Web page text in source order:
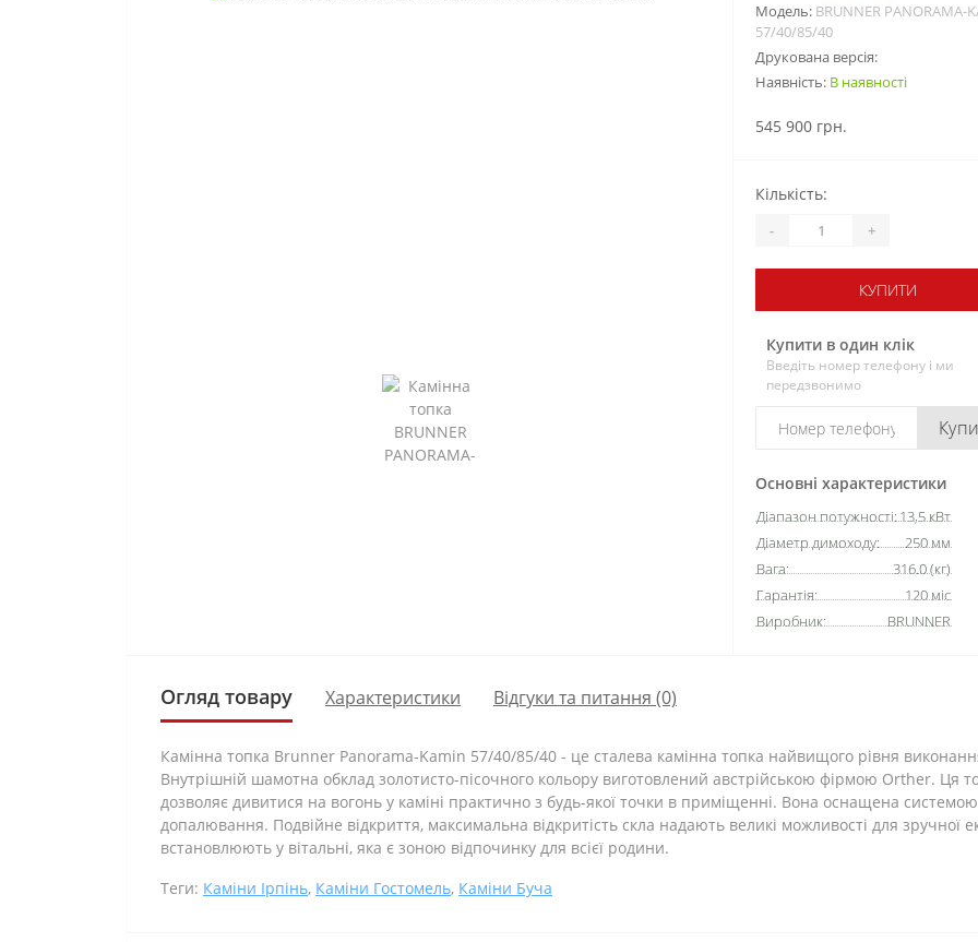
Модель: BRUNNER PANORAMA-
57/40/85/40
Друкована версія:
Наявність: В наявності
545 900 грн.
Основні характеристики
Діапазон потужності:13,5 кВт
Діаметр димоходу:
250 мм
Вага:
316.0 (кг)
Гарантія:
120 міс
Виробник:
BRUNNER
Кількість:
- +
КУПИТИ
Купити в один клік
Введіть номер телефону і ми
передзвонимо
Огляд товару Характеристики Відгуки та питання (0)
Камінна топка Brunner Panorama-Kamin 57/40/85/40 - це сталева камінна топка найвищого рівня
Внутрішній шамотна обклад золотисто-пісочного кольору виготовлений австрійською фірмою Orther. Ця
дозволяє дивитися на вогонь у каміні практично з будь-якої точки в приміщенні. Вона оснащена
допалювання. Подвійне відкриття, максимальна відкритість скла надають великі можливості для зручної
встановлюють у вітальні, яка є зоною відпочинку для всієї родини.
Теги: Каміни Ірпінь, Каміни Гостомель, Каміни Буча